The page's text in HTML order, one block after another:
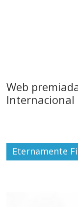
Web
Internacional
Eternamente